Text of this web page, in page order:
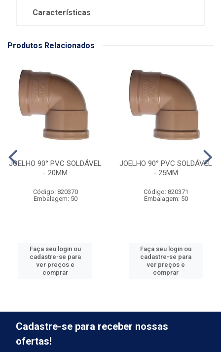
Características
Produtos Relacionados
JOELHO 90° PVC SOLDÁVEL
- 20MM
Código: 820370
Embalagem: 50
Faça seu login ou
cadastre-se para
ver preços e
comprar
JOELHO 90° PVC SOLDÁVEL
- 25MM
Código: 820371
Embalagem: 50
Faça seu login ou
cadastre-se para
ver preços e
comprar
Cadastre-se para receber nossas
ofertas!